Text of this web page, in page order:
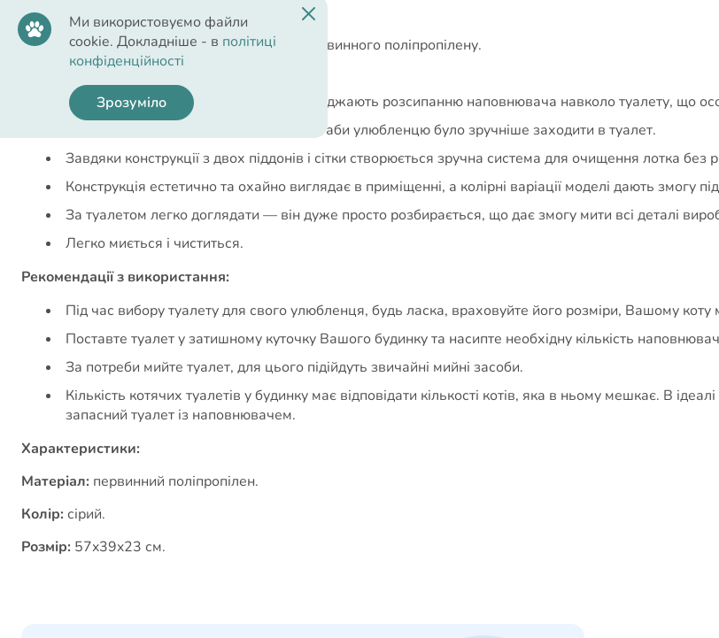
Переваги:
Виготовлений із якісного пластику, первинного поліпропілену.
Не ковзає по поверхні.
Високі бортики і знімна рамка перешкоджають розсипанню наповнювача навколо туалету, що
Бортик спеціально знижений спереду, аби улюбленцю було зручніше заходити в туалет.
Завдяки конструкції з двох піддонів і сітки створюється зручна система для очищення лотка
Конструкція естетично та охайно виглядає в приміщенні, а колірні варіації моделі дають змогу
За туалетом легко доглядати — він дуже просто розбирається, що дає змогу мити всі деталі
Легко миється і чиститься.
Рекомендації з використання:
Під час вибору туалету для свого улюбленця, будь ласка, враховуйте його розміри, Вашому коту
Поставте туалет у затишному куточку Вашого будинку та насипте необхідну кількість
За потреби мийте туалет, для цього підійдуть звичайні мийні засоби.
Кількість котячих туалетів у будинку має відповідати кількості котів, яка в ньому мешкає. В
запасний туалет із наповнювачем.
Характеристики:
Матеріал: первинний поліпропілен.
Колір: сірий.
Розмір: 57x39x23 см.
Ми використовуємо файли
cookie. Докладніше - в політиці
конфіденційності
Зрозуміло